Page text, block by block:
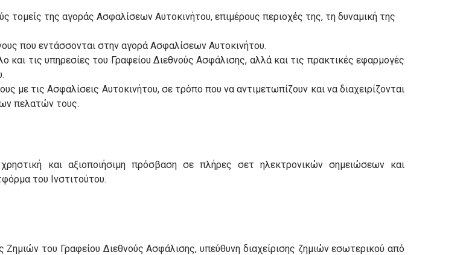
τομείς της αγοράς Ασφαλίσεων Αυτοκινήτου, επιμέρους περιοχές της, τη δυναμική της
που εντάσσονται στην αγορά Ασφαλίσεων Αυτοκινήτου.
τις υπηρεσίες του Γραφείου Διεθνούς Ασφάλισης, αλλά και τις πρακτικές εφαρμογές
με τις Ασφαλίσεις Αυτοκινήτου, σε τρόπο που να αντιμετωπίζουν και να διαχειρίζονται
πελατών τους.
και αξιοποιήσιμη πρόσβαση σε πλήρες σετ ηλεκτρονικών σημειώσεων και
του Ινστιτούτου.
του Γραφείου Διεθνούς Ασφάλισης, υπεύθυνη διαχείρισης ζημιών εσωτερικού από